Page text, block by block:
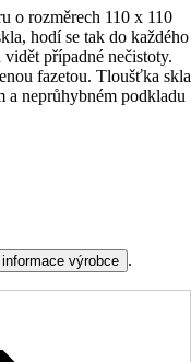
o rozměrech 110 x 110
hodí se tak do každého
případné nečistoty.
fazetou. Tloušťka skla
a neprůhybném podkladu
informace výrobce .